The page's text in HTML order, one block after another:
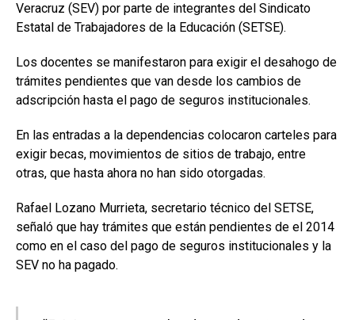
Veracruz (SEV) por parte de integrantes del Sindicato
Estatal de Trabajadores de la Educación (SETSE).
Los docentes se manifestaron para exigir el desahogo de
trámites pendientes que van desde los cambios de
adscripción hasta el pago de seguros institucionales.
En las entradas a la dependencias colocaron carteles para
exigir becas, movimientos de sitios de trabajo, entre
otras, que hasta ahora no han sido otorgadas.
Rafael Lozano Murrieta, secretario técnico del SETSE,
señaló que hay trámites que están pendientes de el 2014
como en el caso del pago de seguros institucionales y la
SEV no ha pagado.